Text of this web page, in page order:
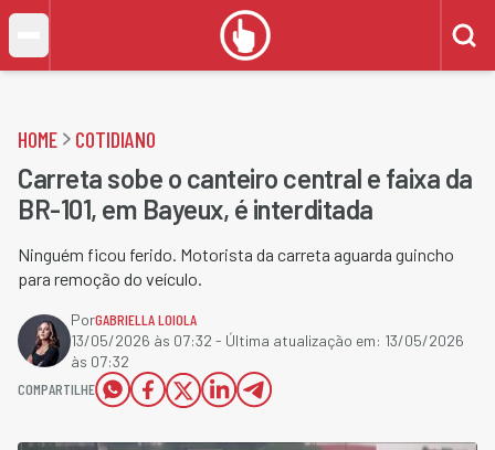
HOME COTIDIANO
Carreta sobe o canteiro central e faixa da
BR-101, em Bayeux, é interditada
Ninguém ficou ferido. Motorista da carreta aguarda guincho
para remoção do veículo.
PorGABRIELLA LOIOLA
13/05/2026 às 07:32 - Última atualização em: 13/05/2026
às 07:32
COMPARTILHE